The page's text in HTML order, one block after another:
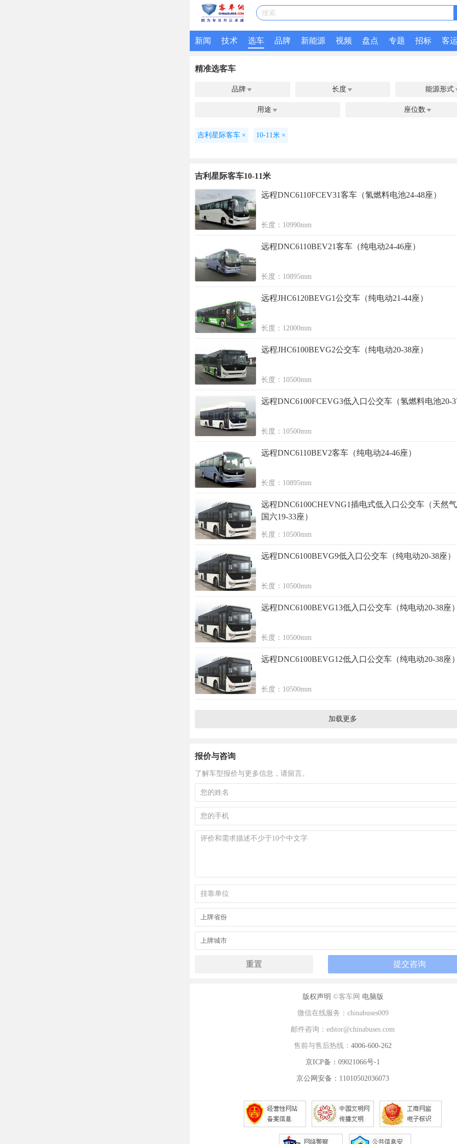
搜索
新闻 技术 选车 品牌 新能源 视频 盘点 专题 招标 客
精准选客车
品牌  长度 能源形式
用途  座位数 
吉利星际客车 × 10-11米 ×
吉利星际客车10-11米
远程DNC6110FCEV31客车（氢燃料电池24-48座）
长度：10990mm
远程DNC6110BEV21客车（纯电动24-46座）
长度：10895mm
远程JHC6120BEVG1公交车（纯电动21-44座）
长度：12000mm
远程JHC6100BEVG2公交车（纯电动20-38座）
长度：10500mm
远程DNC6100FCEVG3低入口公交车（氢燃料电池20-
长度：10500mm
远程DNC6110BEV2客车（纯电动24-46座）
长度：10895mm
远程DNC6100CHEVNG1插电式低入口公交车（天然
国六19-33座）
长度：10500mm
远程DNC6100BEVG9低入口公交车（纯电动20-38座）
长度：10500mm
远程DNC6100BEVG13低入口公交车（纯电动20-38座
长度：10500mm
远程DNC6100BEVG12低入口公交车（纯电动20-38座
长度：10500mm
加载更多
报价与咨询
了解车型报价与更多信息，请留言。
版权声明 ©客车网 电脑版
微信在线服务：chinabuses009
邮件咨询：editor@chinabuses.com
售前与售后热线： 4006-600-262
京ICP备：09021066号-1
京公网安备：11010502036073